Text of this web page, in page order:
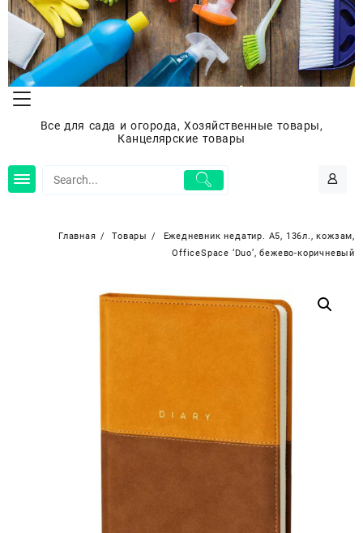
Перейти
содержимому
Все для сада и огорода, Хозяйственные товары,
Канцелярские товары
Главная Товары
Ежедневник недатир. A5, 136л., кожзам,
OfficeSpace ‘Duo’, бежево-коричневый